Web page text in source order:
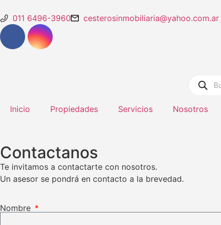
011 6496-3960 cesterosinmobiliaria@yahoo.com.ar
Inicio Propiedades Servicios Nosotros
Contactanos
Te invitamos a contactarte con nosotros.
Un asesor se pondrá en contacto a la brevedad.
Nombre